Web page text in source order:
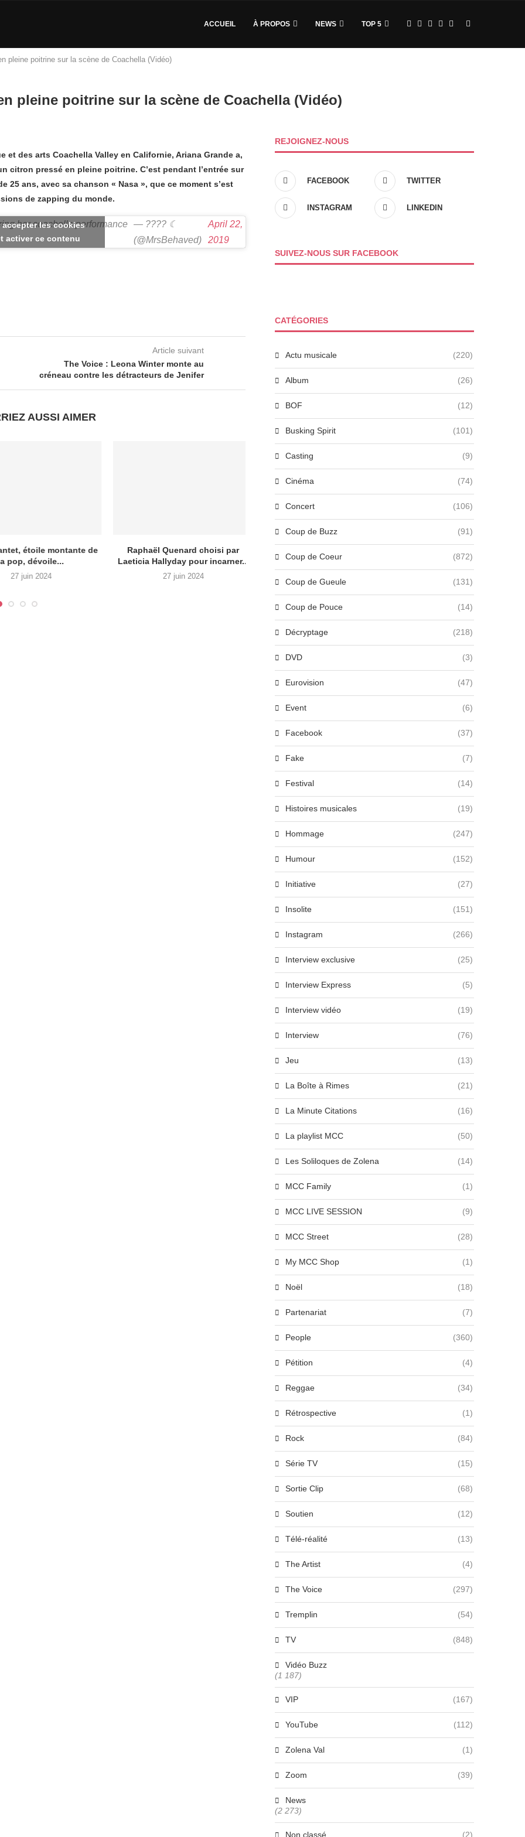
ACCUEIL À PROPOS NEWS TOP 5
pleine poitrine sur la scène de Coachella (Vidéo)
pleine poitrine sur la scène de Coachella (Vidéo)
et des arts Coachella Valley en Californie, Ariana Grande a,
citron pressé en pleine poitrine. C’est pendant l’entrée sur
25 ans, avec sa chanson « Nasa », que ce moment s’est
de zapping du monde.
her coachella performance — ???? ☾
(@MrsBehaved)
April 22,
2019
les cookies
activer ce contenu
Article suivant
The Voice : Leona Winter monte au
créneau contre les détracteurs de Jenifer
AUSSI AIMER
bluffant,
Alphonse est le
gagnant...
The Voice : Alphonse (17 ans) en
finale,...
19 mai 2024
annulation de tournée après...
triomphe, la France...
REJOIGNEZ-NOUS
FACEBOOK TWITTER
INSTAGRAM LINKEDIN
SUIVEZ-NOUS SUR FACEBOOK
CATÉGORIES
Actu musicale (220)
Album (26)
BOF (12)
Busking Spirit (101)
Casting (9)
Cinéma (74)
Concert (106)
Coup de Buzz (91)
Coup de Coeur (872)
Coup de Gueule (131)
Coup de Pouce (14)
Décryptage (218)
DVD (3)
Eurovision (47)
Event (6)
Facebook (37)
Fake (7)
Festival (14)
Histoires musicales (19)
Hommage (247)
Humour (152)
Initiative (27)
Insolite (151)
Instagram (266)
Interview exclusive (25)
Interview Express (5)
Interview vidéo (19)
Interview (76)
Jeu (13)
La Boîte à Rimes (21)
La Minute Citations (16)
La playlist MCC (50)
Les Soliloques de Zolena (14)
MCC Family (1)
MCC LIVE SESSION (9)
MCC Street (28)
My MCC Shop (1)
Noël (18)
Partenariat (7)
People (360)
Pétition (4)
Reggae (34)
Rétrospective (1)
Rock (84)
Série TV (15)
Sortie Clip (68)
Soutien (12)
Télé-réalité (13)
The Artist (4)
The Voice (297)
Tremplin (54)
TV (848)
Vidéo Buzz
(1 187)
VIP (167)
YouTube (112)
Zolena Val (1)
Zoom (39)
News
(2 273)
Non classé (2)